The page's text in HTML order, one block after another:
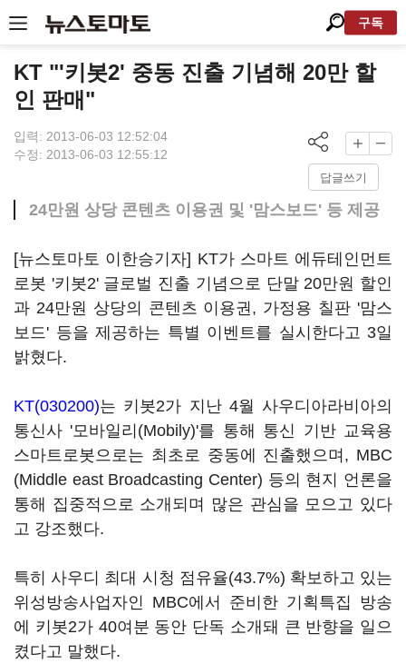
구독
KT "'키봇2' 중동 진출 기념해 20만 할
인 판매"
입력: 2013-06-03 12:52:04
수정: 2013-06-03 12:55:12
답글쓰기
24만원 상당 콘텐츠 이용권 및 '맘스보드' 등 제공
[뉴스토마토 이한승기자] KT가 스마트 에듀테인먼트
로봇 '키봇2' 글로벌 진출 기념으로 단말 20만원 할인
과 24만원 상당의 콘텐츠 이용권, 가정용 칠판 '맘스
보드' 등을 제공하는 특별 이벤트를 실시한다고 3일
밝혔다.
KT(030200)는 키봇2가 지난 4월 사우디아라비아의
통신사 '모바일리(Mobily)'를 통해 통신 기반 교육용
스마트로봇으로는 최초로 중동에 진출했으며, MBC
(Middle east Broadcasting Center) 등의 현지 언론을
통해 집중적으로 소개되며 많은 관심을 모으고 있다
고 강조했다.
특히 사우디 최대 시청 점유율(43.7%) 확보하고 있는
위성방송사업자인 MBC에서 준비한 기획특집 방송
에 키봇2가 40여분 동안 단독 소개돼 큰 반향을 일으
켰다고 말했다.